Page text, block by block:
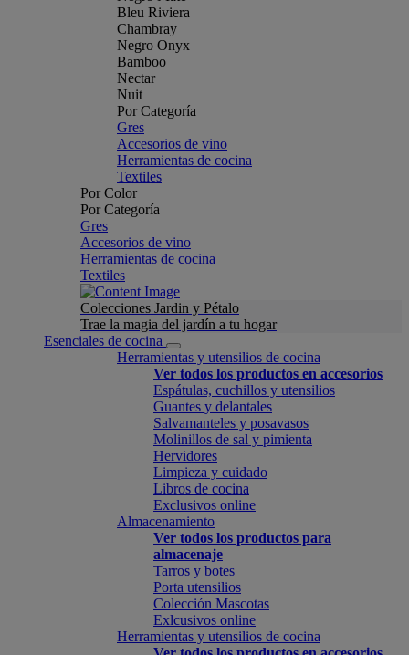
Bleu Riviera
Chambray
Negro Onyx
Bamboo
Nectar
Nuit
Por Categoría
Gres
Accesorios de vino
Herramientas de cocina
Textiles
Por Color
Por Categoría
Gres
Accesorios de vino
Herramientas de cocina
Textiles
Colecciones Jardin y Pétalo
Trae la magia del jardín a tu hogar
Esenciales de cocina
Herramientas y utensilios de cocina
Ver todos los productos en accesorios
Espátulas, cuchillos y utensilios
Guantes y delantales
Salvamanteles y posavasos
Molinillos de sal y pimienta
Hervidores
Limpieza y cuidado
Libros de cocina
Exclusivos online
Almacenamiento
Ver todos los productos para
almacenaje
Tarros y botes
Porta utensilios
Colección Mascotas
Exlcusivos online
Herramientas y utensilios de cocina